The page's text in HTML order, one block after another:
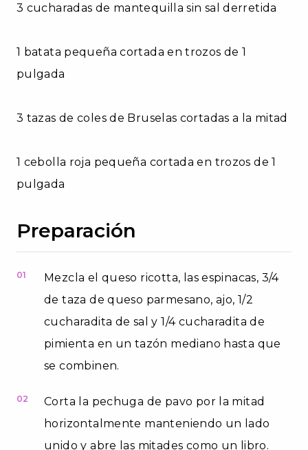
3 cucharadas de mantequilla sin sal derretida
1 batata pequeña cortada en trozos de 1
pulgada
3 tazas de coles de Bruselas cortadas a la mitad
1 cebolla roja pequeña cortada en trozos de 1
pulgada
Preparación
01
Mezcla el queso ricotta, las espinacas, 3/4
de taza de queso parmesano, ajo, 1/2
cucharadita de sal y 1/4 cucharadita de
pimienta en un tazón mediano hasta que
se combinen.
02
Corta la pechuga de pavo por la mitad
horizontalmente manteniendo un lado
unido y abre las mitades como un libro.